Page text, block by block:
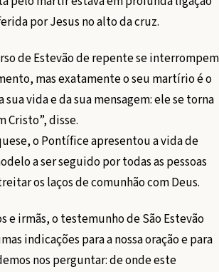
por Jesus no alto da cruz.
de Estevão de repente se interrompem
mas exatamente o seu martírio é o
vida e da sua mensagem: ele se torna
Cristo”, disse.
o Pontífice apresentou a vida de
a ser seguido por todas as pessoas
os laços de comunhão com Deus.
e irmãs, o testemunho de São Estevão
indicações para a nossa oração e para
nos perguntar: de onde este